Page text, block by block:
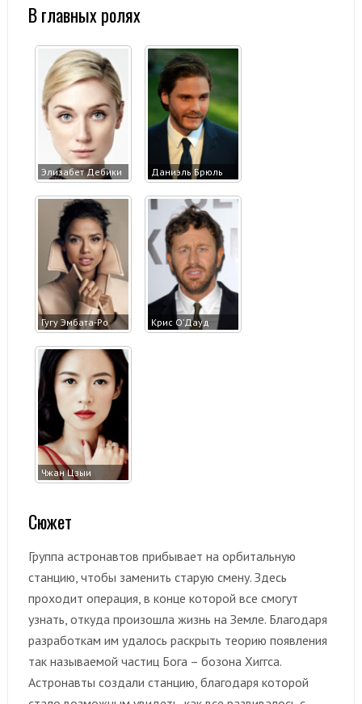
В главных ролях
Элизабет Дебики Даниэль Брюль
Гугу Эмбата-Ро Крис О’Дауд
Чжан Цзыи
Сюжет
Группа астронавтов прибывает на орбитальную
станцию, чтобы заменить старую смену. Здесь
проходит операция, в конце которой все смогут
узнать, откуда произошла жизнь на Земле. Благодаря
разработкам им удалось раскрыть теорию появления
так называемой частиц Бога – бозона Хиггса.
Астронавты создали станцию, благодаря которой